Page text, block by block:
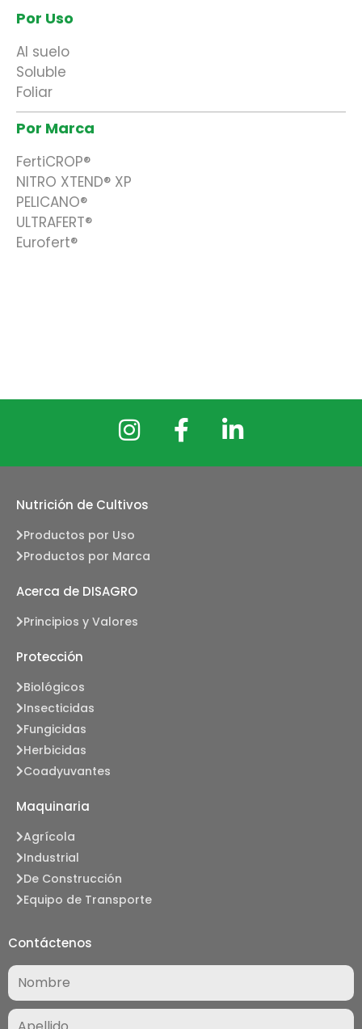
Por Uso
Al suelo
Soluble
Foliar
Por Marca
FertiCROP®
NITRO XTEND® XP
PELICANO®
ULTRAFERT®
Eurofert®
Nutrición de Cultivos
Productos por Uso
Productos por Marca
Acerca de DISAGRO
Principios y Valores
Protección
Biológicos
Insecticidas
Fungicidas
Herbicidas
Coadyuvantes
Maquinaria
Agrícola
Industrial
De Construcción
Equipo de Transporte
Contáctenos
Nombre
(Required)